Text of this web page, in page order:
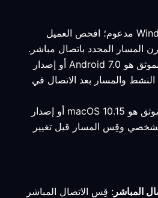
: نظام Windows مدعوم؛ افحص العميل
: الحد الأدنى الموثق هو Android 7.0 أو إصدار
والمسار بعد الاتصال في
: الحد الأدنى الموثق هو macOS 10.15 أو إصدار
وقِس المسار قبل تغيير
المباشر : قِس الاتصال المباشر